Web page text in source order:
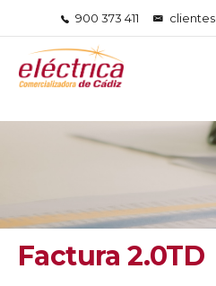
900 373 411
Factura 2.0TD